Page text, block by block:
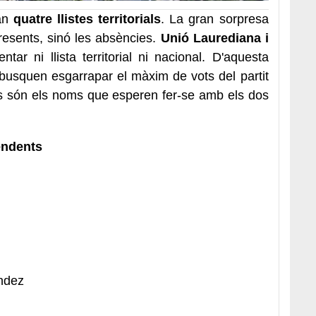
quatre llistes territorials. La gran sorpresa
sinó les absències. Unió Laurediana i
ni llista territorial ni nacional. D'aquesta
esgarrapar el màxim de vots del partit
són els noms que esperen fer-se amb els dos